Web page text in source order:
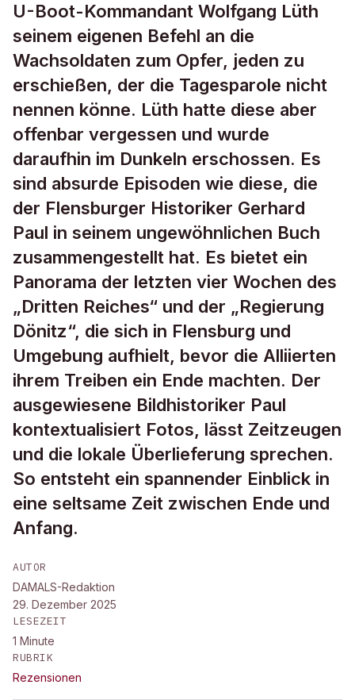
U-Boot-Kommandant Wolfgang Lüth
seinem eigenen Befehl an die
Wachsoldaten zum Opfer, jeden zu
erschießen, der die Tagesparole nicht
nennen könne. Lüth hatte diese aber
offenbar vergessen und wurde
daraufhin im Dunkeln erschossen. Es
sind absurde Episoden wie diese, die
der Flensburger Historiker Gerhard
Paul in seinem ungewöhnlichen Buch
zusammengestellt hat. Es bietet ein
Panorama der letzten vier Wochen des
„Dritten Reiches“ und der „Regierung
Dönitz“, die sich in Flensburg und
Umgebung aufhielt, bevor die Alliierten
ihrem Treiben ein Ende machten. Der
ausgewiesene Bildhistoriker Paul
kontextualisiert Fotos, lässt Zeitzeugen
und die lokale Überlieferung sprechen.
So entsteht ein spannender Einblick in
eine seltsame Zeit zwischen Ende und
Anfang.
AUTOR
DAMALS-Redaktion
29. Dezember 2025
LESEZEIT
1 Minute
RUBRIK
Rezensionen